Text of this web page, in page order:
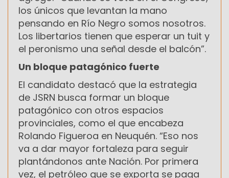
los únicos que levantan la mano
pensando en Río Negro somos nosotros.
Los libertarios tienen que esperar un tuit y
el peronismo una señal desde el balcón”.
Un bloque patagónico fuerte
El candidato destacó que la estrategia
de JSRN busca formar un bloque
patagónico con otros espacios
provinciales, como el que encabeza
Rolando Figueroa en Neuquén. “Eso nos
va a dar mayor fortaleza para seguir
plantándonos ante Nación. Por primera
vez, el petróleo que se exporta se paga